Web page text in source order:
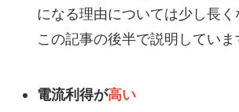
になる理由については少し長く
この記事の後半で説明していま
電流利得が高い